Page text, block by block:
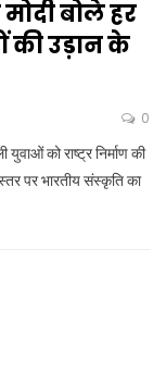
मोदी बोले हर
की उड़ान के
0
को राष्ट्र निर्माण की
पर भारतीय संस्कृति का